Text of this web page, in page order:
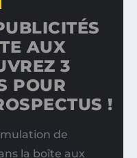
AUX
3
POUR
!
de
la boîte aux